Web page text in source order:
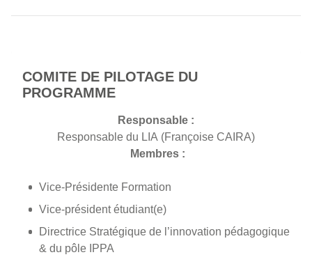
COMITE DE PILOTAGE DU
PROGRAMME
Responsable :
Responsable du LIA (Françoise CAIRA)
Membres :
Vice-Présidente Formation
Vice-président étudiant(e)
Directrice Stratégique de l’innovation pédagogique
& du pôle IPPA